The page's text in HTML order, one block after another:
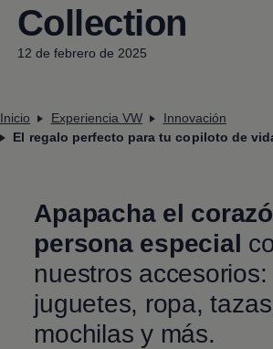
Collection
12 de febrero de 2025
Inicio Experiencia VW
Innovación
El regalo perfecto para tu copiloto de
Apapacha el
persona especial
nuestros accesorios:
juguetes, ropa,
mochilas y más.